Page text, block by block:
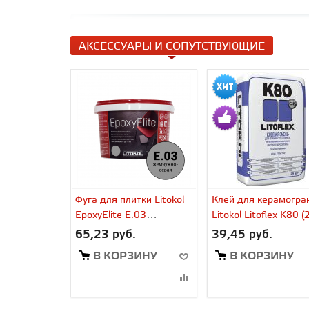
АКСЕССУАРЫ И СОПУТСТВУЮЩИЕ
Фуга для плитки Litokol
EpoxyElite E.03
жемчужно-серый (1 кг)
65,23 руб.
В КОРЗИНУ
Клей для
Litokol Litoflex K80
39,45 руб.
В КОРЗИНУ